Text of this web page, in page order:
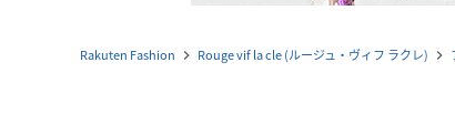
Rakuten Fashion navigate_next Rouge vif la cle (ルージュ・ヴィフ ラクレ) navigate_next